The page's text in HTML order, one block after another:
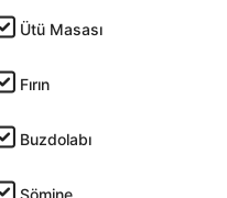
Ütü Masası
Fırın
Buzdolabı
Şömine